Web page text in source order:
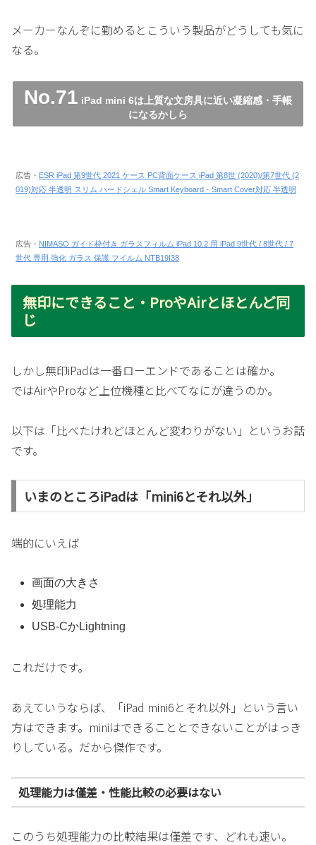
メーカーなんぞに勤めるとこういう製品がどうしても気に
なる。
No.71 iPad mini 6は上質な文房具に近い凝縮感・手帳
になるかしら
広告・ ESR iPad 第9世代 2021 ケース PC背面ケース iPad 第8世 (2020)/第7世代 (2
019)対応 半透明 スリム ハードシェル Smart Keyboard・Smart Cover対応 半透明
広告・ NIMASO ガイド枠付き ガラスフィルム iPad 10.2 用 iPad 9世代 / 8世代 / 7
世代 専用 強化 ガラス 保護 フイルム NTB19I38
無印にできること・ProやAirとほとんど同
じ
しかし無印iPadは一番ローエンドであることは確か。
ではAirやProなど上位機種と比べてなにが違うのか。
以下は「比べたけれどほとんど変わりがない」というお話
です。
いまのところiPadは「mini6とそれ以外」
端的にいえば
画面の大きさ
処理能力
USB-CかLightning
これだけです。
あえていうならば、「iPad mini6とそれ以外」という言い
方はできます。miniはできることとできないことがはっき
りしている。だから傑作です。
処理能力は僅差・性能比較の必要はない
このうち処理能力の比較結果は僅差です、どれも速い。